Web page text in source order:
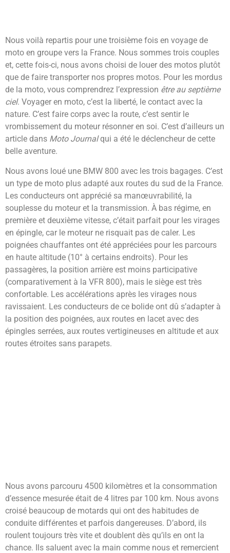
Nous voilà repartis pour une troisième fois en voyage de
moto en groupe vers la France. Nous sommes trois couples
et, cette fois-ci, nous avons choisi de louer des motos plutôt
que de faire transporter nos propres motos. Pour les mordus
de la moto, vous comprendrez l’expression être au septième
ciel. Voyager en moto, c’est la liberté, le contact avec la
nature. C’est faire corps avec la route, c’est sentir le
vrombissement du moteur résonner en soi. C’est d’ailleurs un
article dans Moto Journalqui a été le déclencheur de cette
belle aventure.
Nous avons loué une BMW 800 avec les trois bagages. C’est
un type de moto plus adapté aux routes du sud de la France.
Les conducteurs ont apprécié sa manœuvrabilité, la
souplesse du moteur et la transmission. À bas régime, en
première et deuxième vitesse, c’était parfait pour les virages
en épingle, car le moteur ne risquait pas de caler. Les
poignées chauffantes ont été appréciées pour les parcours
en haute altitude (10° à certains endroits). Pour les
passagères, la position arrière est moins participative
(comparativement à la VFR 800), mais le siège est très
confortable. Les accélérations après les virages nous
ravissaient. Les conducteurs de ce bolide ont dû s’adapter à
la position des poignées, aux routes en lacet avec des
épingles serrées, aux routes vertigineuses en altitude et aux
routes étroites sans parapets.
Nous avons parcouru 4500 kilomètres et la consommation
d’essence mesurée était de 4 litres par 100 km. Nous avons
croisé beaucoup de motards qui ont des habitudes de
conduite différentes et parfois dangereuses. D’abord, ils
roulent toujours très vite et doublent dès qu’ils en ont la
chance. Ils saluent avec la main comme nous et remercient